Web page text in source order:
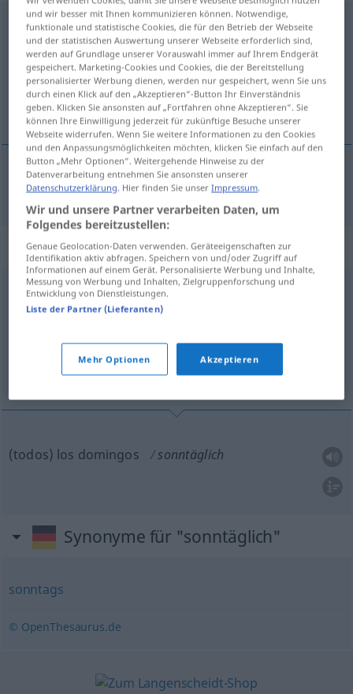
sonntäglichadj
Übersicht aller Übersetzungen
(Für mehr Details die Übersetzung anklicken/antippen)
dominical, dominguero
dominical,dominguero sonntäglich
„sonntäglich“: Adverb
sonntäglichadv
Übersicht aller Übersetzungen
(Für mehr Details die Übersetzung anklicken/antippen)
todos los domingos
(todos) los domingos sonntäglich
Synonyme für "sonntäglich"
sonntags
© OpenThesaurus.de
und wir besser mit Ihnen kommunizieren können. Notwendige,
funktionale und statistische Cookies, die für den Betrieb der Webseite
und der statistischen Auswertung unserer Webseite erforderlich sind,
werden auf Grundlage unserer Vorauswahl immer auf Ihrem Endgerät
gespeichert. Marketing-Cookies und Cookies, die der Bereitstellung
personalisierter Werbung dienen, werden nur gespeichert, wenn Sie uns
durch einen Klick auf den „Akzeptieren“-Button Ihr Einverständnis
geben. Klicken Sie ansonsten auf „Fortfahren ohne Akzeptieren“. Sie
können Ihre Einwilligung jederzeit für zukünftige Besuche unserer
Webseite widerrufen. Wenn Sie weitere Informationen zu den Cookies
und den Anpassungsmöglichkeiten möchten, klicken Sie einfach auf den
Button „Mehr Optionen“. Weitergehende Hinweise zu der
Datenverarbeitung entnehmen Sie ansonsten unserer
Datenschutzerklärung. Hier finden Sie unserImpressum.
Wir und unsere Partner verarbeiten Daten, um
Folgendes bereitzustellen:
Genaue Geolocation-Daten verwenden. Geräteeigenschaften zur
Identifikation aktiv abfragen. Speichern von und/oder Zugriff auf
Informationen auf einem Gerät. Personalisierte Werbung und Inhalte,
Messung von Werbung und Inhalten, Zielgruppenforschung und
Entwicklung von Dienstleistungen.
Liste der Partner (Lieferanten)
Mehr Optionen Akzeptieren